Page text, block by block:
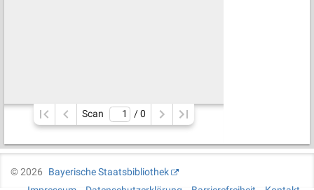
Scan / 0
©2026
Bayerische Staatsbibliothek